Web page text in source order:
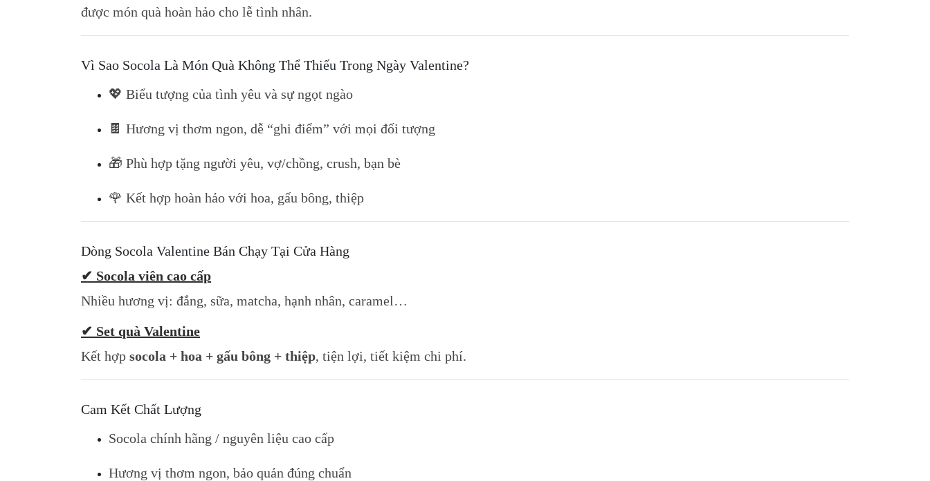
được món quà hoàn hảo cho lễ tình nhân.
Vì Sao Socola Là Món Quà Không Thể Thiếu Trong Ngày Valentine?
💖 Biểu tượng của tình yêu và sự ngọt ngào
🍫 Hương vị thơm ngon, dễ “ghi điểm” với mọi đối tượng
🎁 Phù hợp tặng người yêu, vợ/chồng, crush, bạn bè
🌹 Kết hợp hoàn hảo với hoa, gấu bông, thiệp
Dòng Socola Valentine Bán Chạy Tại Cửa Hàng
✔ Socola viên cao cấp
Nhiều hương vị: đắng, sữa, matcha, hạnh nhân, caramel…
✔ Set quà Valentine
Kết hợp socola + hoa + gấu bông + thiệp, tiện lợi, tiết kiệm chi phí.
Cam Kết Chất Lượng
Socola chính hãng / nguyên liệu cao cấp
Hương vị thơm ngon, bảo quản đúng chuẩn